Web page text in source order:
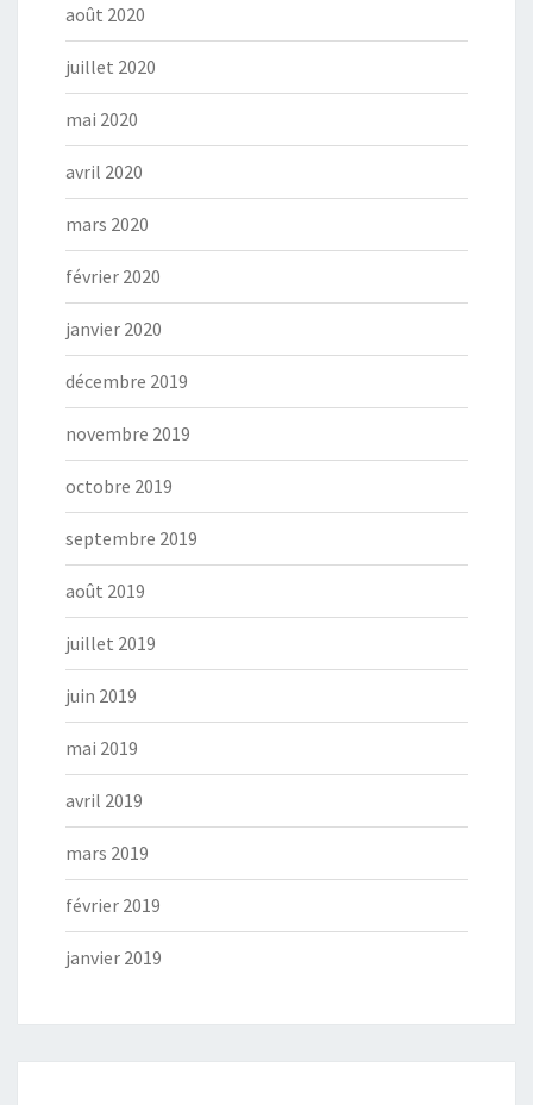
août 2020
juillet 2020
mai 2020
avril 2020
mars 2020
février 2020
janvier 2020
décembre 2019
novembre 2019
octobre 2019
septembre 2019
août 2019
juillet 2019
juin 2019
mai 2019
avril 2019
mars 2019
février 2019
janvier 2019